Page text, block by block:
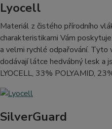
Lyocell
Materiál z čistého přírodního
charakteristikami Vám
a velmi rychlé odpařování.
dodávají látce hedvábný lesk a
LYOCELL, 33% POLYAMID,
SilverGuard